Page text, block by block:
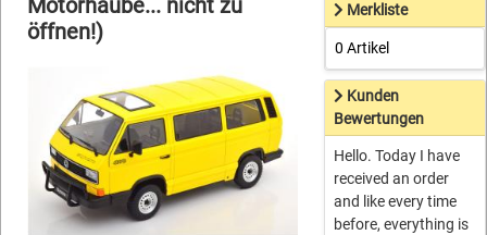
Motorhaube... nicht zu
öffnen!)
Merkliste
0 Artikel
Kunden
Bewertungen
Hello. Today I have
received an order
and like every time
before, everything is